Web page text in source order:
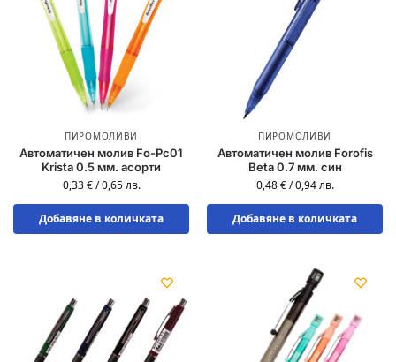
ПИРОМОЛИВИ
Автоматичен молив Fo-Pc01
Krista 0.5 мм. асорти
0,33€ /0,65лв.
Добавяне в количката
ПИРОМОЛИВИ
Автоматичен молив Forofis
Beta 0.7 мм. син
0,48€ /0,94лв.
Добавяне в количката